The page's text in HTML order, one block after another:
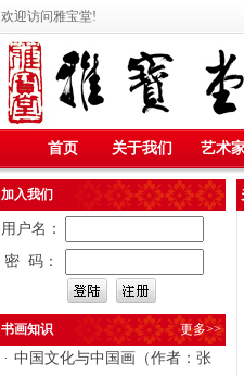
欢迎访问雅宝堂!
首页 关于我们 艺术
加入我们
用户名：
密 码：
书画知识 更多>>
· 中国文化与中国画（作者：张